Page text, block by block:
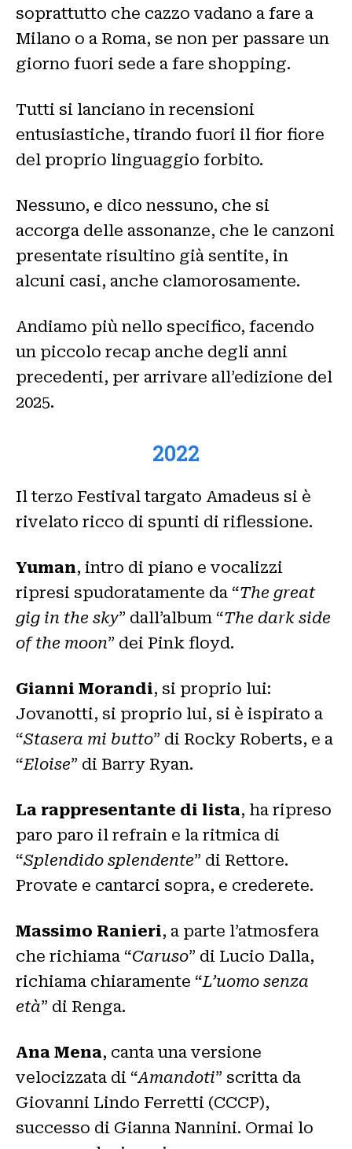
soprattutto che cazzo vadano a fare a
Milano o a Roma, se non per passare un
giorno fuori sede a fare shopping.
Tutti si lanciano in recensioni
entusiastiche, tirando fuori il fior fiore
del proprio linguaggio forbito.
Nessuno, e dico nessuno, che si
accorga delle assonanze, che le canzoni
presentate risultino già sentite, in
alcuni casi, anche clamorosamente.
Andiamo più nello specifico, facendo
un piccolo recap anche degli anni
precedenti, per arrivare all’edizione del
2025.
2022
Il terzo Festival targato Amadeus si è
rivelato ricco di spunti di riflessione.
Yuman, intro di piano e vocalizzi
ripresi spudoratamente da “The great
gig in the sky” dall’album “The dark side
of the moon” dei Pink floyd.
Gianni Morandi, si proprio lui:
Jovanotti, si proprio lui, si è ispirato a
“Stasera mi butto” di Rocky Roberts, e a
“Eloise” di Barry Ryan.
La rappresentante di lista, ha ripreso
paro paro il refrain e la ritmica di
“Splendido splendente” di Rettore.
Provate e cantarci sopra, e crederete.
Massimo Ranieri, a parte l’atmosfera
che richiama “Caruso” di Lucio Dalla,
richiama chiaramente “L’uomo senza
età” di Renga.
Ana Mena, canta una versione
velocizzata di “Amandoti” scritta da
Giovanni Lindo Ferretti (CCCP),
successo di Gianna Nannini. Ormai lo